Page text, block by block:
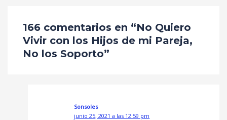
166 comentarios en “No Quiero
Vivir con los Hijos de mi Pareja,
No los Soporto”
Sonsoles
junio 25, 2021 a las 12:59 pm